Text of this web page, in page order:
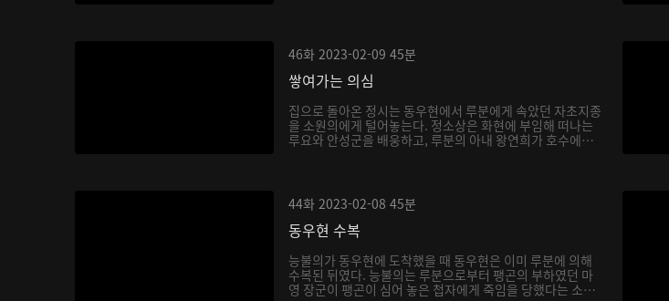
46화 2023-02-09 45분
쌓여가는 의심
집으로 돌아온 정시는 동우현에서 루분에게 속았던 자초지종
을 소원의에게 털어놓는다. 정소상은 화현에 부임해 떠나는
루요와 안성군을 배웅하고, 루분의 아내 왕연희가 호수에
44화 2023-02-08 45분
동우현 수복
능불의가 동우현에 도착했을 때 동우현은 이미 루분에 의해
수복된 뒤였다. 능불의는 루분으로부터 팽곤의 부하였던 마
영 장군이 팽곤이 심어 놓은 첩자에게 죽임을 당했다는 소